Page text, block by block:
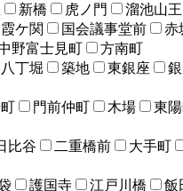
新橋 虎ノ門 溜池山王
霞ケ関 国会議事堂前 赤
野富士見町
方南町
八丁堀 築地 東銀座
門前仲町 木場 東
比谷 二重橋前 大手町
護国寺 江戸川橋 飯